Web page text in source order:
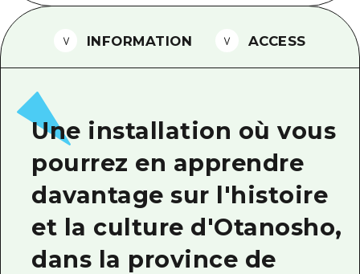
Téléchargement de Photos
Informations sur le transport en
Brochure touristique
INFORMATION ACCESS
Une installation où vous
pourrez en apprendre
davantage sur l'histoire
et la culture d'Otanosho,
dans la province de